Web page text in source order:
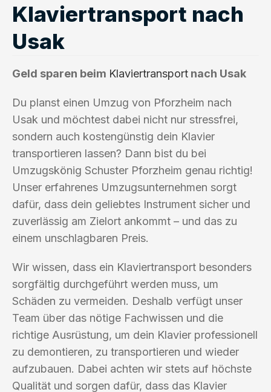
Klaviertransport nach
Usak
Geld sparen beim Klaviertransport nach Usak
Du planst einen Umzug von Pforzheim nach
Usak und möchtest dabei nicht nur stressfrei,
sondern auch kostengünstig dein Klavier
transportieren lassen? Dann bist du bei
Umzugskönig Schuster Pforzheim genau richtig!
Unser erfahrenes Umzugsunternehmen sorgt
dafür, dass dein geliebtes Instrument sicher und
zuverlässig am Zielort ankommt – und das zu
einem unschlagbaren Preis.
Wir wissen, dass ein Klaviertransport besonders
sorgfältig durchgeführt werden muss, um
Schäden zu vermeiden. Deshalb verfügt unser
Team über das nötige Fachwissen und die
richtige Ausrüstung, um dein Klavier professionell
zu demontieren, zu transportieren und wieder
aufzubauen. Dabei achten wir stets auf höchste
Qualität und sorgen dafür, dass das Klavier